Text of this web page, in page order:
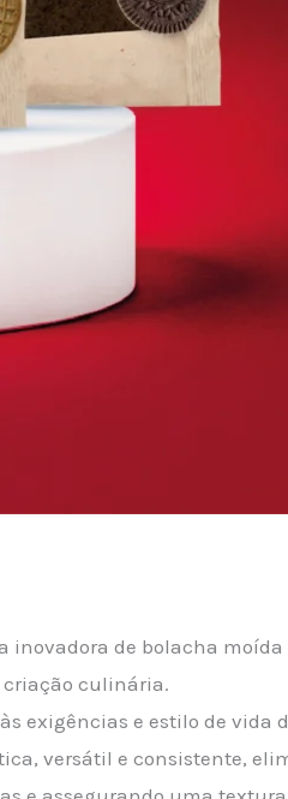
inovadora de bolacha
culinária.
exigências e estilo de vida
versátil e consistente,